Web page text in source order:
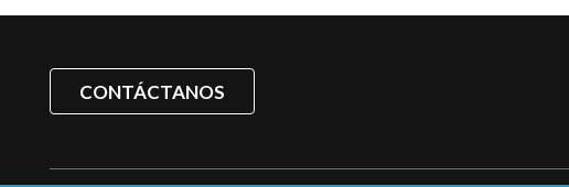
CONTÁCTANOS